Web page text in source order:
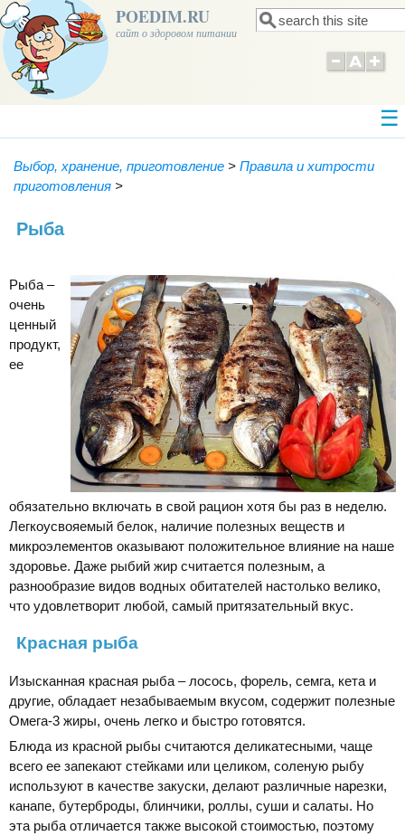
POEDIM.RU
сайт о здоровом питании Форма поиска
Поиск
Выбор, хранение, приготовление > Правила и хитрости
приготовления >
Рыба
Рыба –
очень
ценный
продукт,
ее
обязательно включать в свой рацион хотя бы раз в неделю.
Легкоусвояемый белок, наличие полезных веществ и
микроэлементов оказывают положительное влияние на наше
здоровье. Даже рыбий жир считается полезным, а
разнообразие видов водных обитателей настолько велико,
что удовлетворит любой, самый притязательный вкус.
Красная рыба
Изысканная красная рыба – лосось, форель, семга, кета и
другие, обладает незабываемым вкусом, содержит полезные
Омега-3 жиры, очень легко и быстро готовятся.
Блюда из красной рыбы считаются деликатесными, чаще
всего ее запекают стейками или целиком, соленую рыбу
используют в качестве закуски, делают различные нарезки,
канапе, бутерброды, блинчики, роллы, суши и салаты. Но
эта рыба отличается также высокой стоимостью, поэтому